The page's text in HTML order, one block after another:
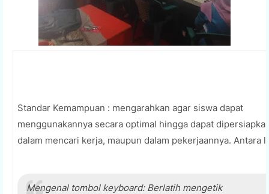
Standar Kemampuan : mengarahkan agar siswa dapat
menggunakannya secara optimal hingga dapat
dalam mencari kerja, maupun dalam pekerjaannya. Antara
Mengenal tombol keyboard: Berlatih mengetik